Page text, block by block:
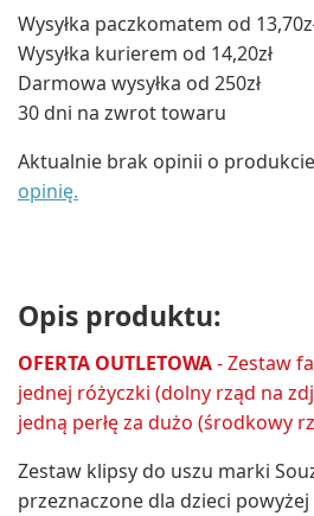
Wysyłka paczkomatem od
Wysyłka kurierem od 14,20zł
Darmowa wysyłka od 250zł
30 dni na zwrot towaru
Aktualnie brak opinii o
opinię.
Opis produktu:
OFERTA OUTLETOWA- Zestaw
jednej różyczki (dolny rząd na
jedną perłę za dużo (środkowy
Zestaw klipsy do uszu marki
przeznaczone dla dzieci